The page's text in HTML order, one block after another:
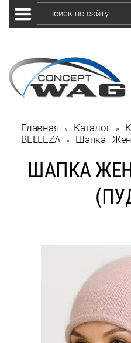
Главная » Каталог »
BELLEZA » Шапка
ШАПКА